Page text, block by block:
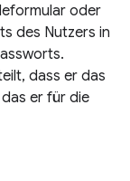
oder
des Nutzers in
dass er das
er für die